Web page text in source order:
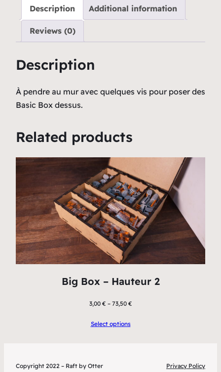
q
a
t
i
y
Description
Additional information
Reviews (0)
Description
À pendre au mur avec quelques vis pour poser des
Basic Box dessus.
Related products
Big Box – Hauteur 2
3,00 € – 73,50 €
Select options
Copyright 2022 – Raft by Otter Privacy Policy